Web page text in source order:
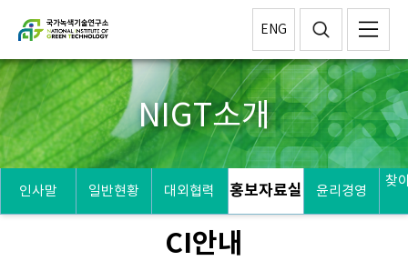
ENG
NIGT소개
인사말 일반현황 대외협력 홍보자료실 윤리경영
찾
CI안내